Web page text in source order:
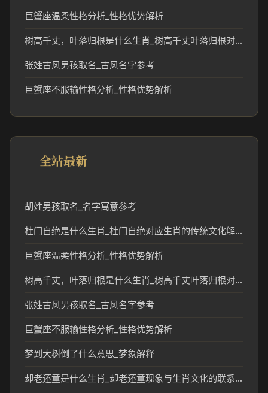
巨蟹座温柔性格分析_性格优势解析
树高千丈，叶落归根是什么生肖_树高千丈叶落归根对应生肖含义解析
张姓古风男孩取名_古风名字参考
巨蟹座不服输性格分析_性格优势解析
全站最新
胡姓男孩取名_名字寓意参考
杜门自绝是什么生肖_杜门自绝对应生肖的传统文化解读
巨蟹座温柔性格分析_性格优势解析
树高千丈，叶落归根是什么生肖_树高千丈叶落归根对应生肖含义解析
张姓古风男孩取名_古风名字参考
巨蟹座不服输性格分析_性格优势解析
梦到大树倒了什么意思_梦象解释
却老还童是什么生肖_却老还童现象与生肖文化的联系分析